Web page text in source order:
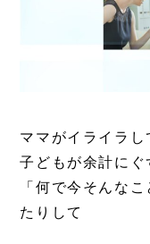
ママがイライラし
子どもが余計にぐ
「何で今そんな
たりして